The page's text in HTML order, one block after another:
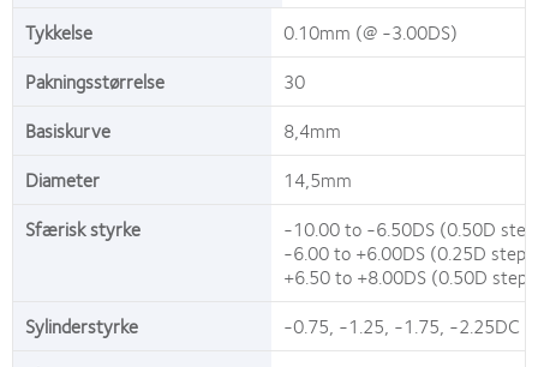
Tykkelse
0.10mm (@ -3.00DS)
Pakningsstørrelse
30
Basiskurve
8,4mm
Diameter
14,5mm
Sfærisk styrke
-10.00 to -6.50DS (0.50D
-6.00 to +6.00DS (0.25D
+6.50 to +8.00DS (0.50D
Sylinderstyrke
-0.75, -1.25, -1.75, -2.25DC